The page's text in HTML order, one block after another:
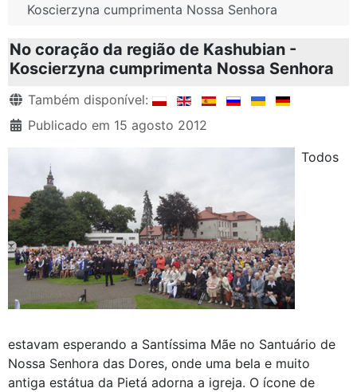
Koscierzyna cumprimenta Nossa Senhora
No coração da região de Kashubian -
Koscierzyna cumprimenta Nossa Senhora
Detalhes
Também disponível:
Publicado em 15 agosto 2012
Todos
estavam esperando a Santíssima Mãe no Santuário de
Nossa Senhora das Dores, onde uma bela e muito
antiga estátua da Pietá adorna a igreja. O ícone de